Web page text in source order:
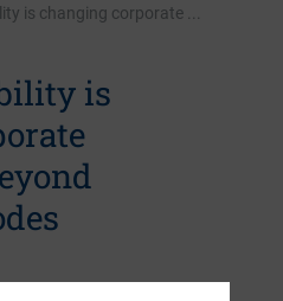
is changing corporate ...
is